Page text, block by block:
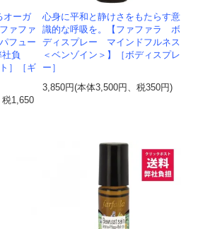
オーガ
ァファ
フュー
負
］［ギ
税1,650
心身に平和と静けさをもたらす意
識的な呼吸を。【ファファラ ボ
ディスプレー マインドフルネス
＜ベンゾイン＞】［ボディスプレ
ー］
3,850円(本体3,500円、税350円)